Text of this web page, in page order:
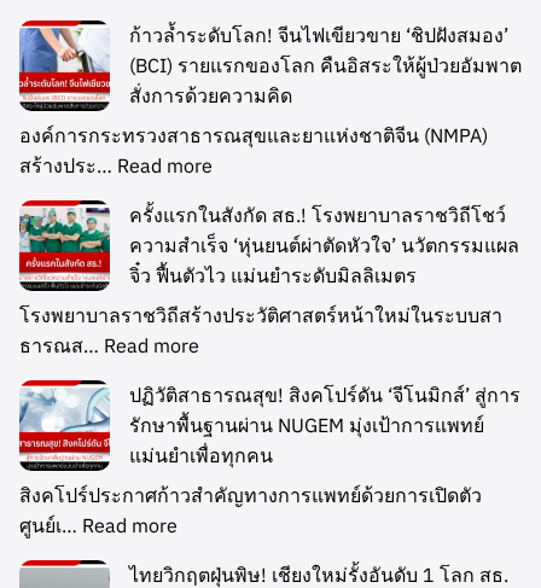
ก้าวล้ำระดับโลก! จีนไฟเขียวขาย ‘ชิปฝังสมอง’
(BCI) รายแรกของโลก คืนอิสระให้ผู้ป่วยอัมพาต
สั่งการด้วยความคิด
องค์การกระทรวงสาธารณสุขและยาแห่งชาติจีน (NMPA)
สร้างประ… Read more
ครั้งแรกในสังกัด สธ.! โรงพยาบาลราชวิถีโชว์
ความสำเร็จ ‘หุ่นยนต์ผ่าตัดหัวใจ’ นวัตกรรมแผล
จิ๋ว ฟื้นตัวไว แม่นยำระดับมิลลิเมตร
โรงพยาบาลราชวิถีสร้างประวัติศาสตร์หน้าใหม่ในระบบสา
ธารณส… Read more
ปฏิวัติสาธารณสุข! สิงคโปร์ดัน ‘จีโนมิกส์’ สู่การ
รักษาพื้นฐานผ่าน NUGEM มุ่งเป้าการแพทย์
แม่นยำเพื่อทุกคน
สิงคโปร์ประกาศก้าวสำคัญทางการแพทย์ด้วยการเปิดตัว
ศูนย์เ… Read more
ไทยวิกฤตฝุ่นพิษ! เชียงใหม่รั้งอันดับ 1 โลก สธ.